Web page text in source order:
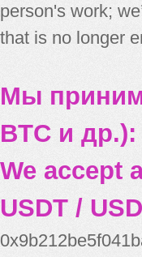
person's work;
that is no longer
Мы
BTC и др.):
We accept
USDT /